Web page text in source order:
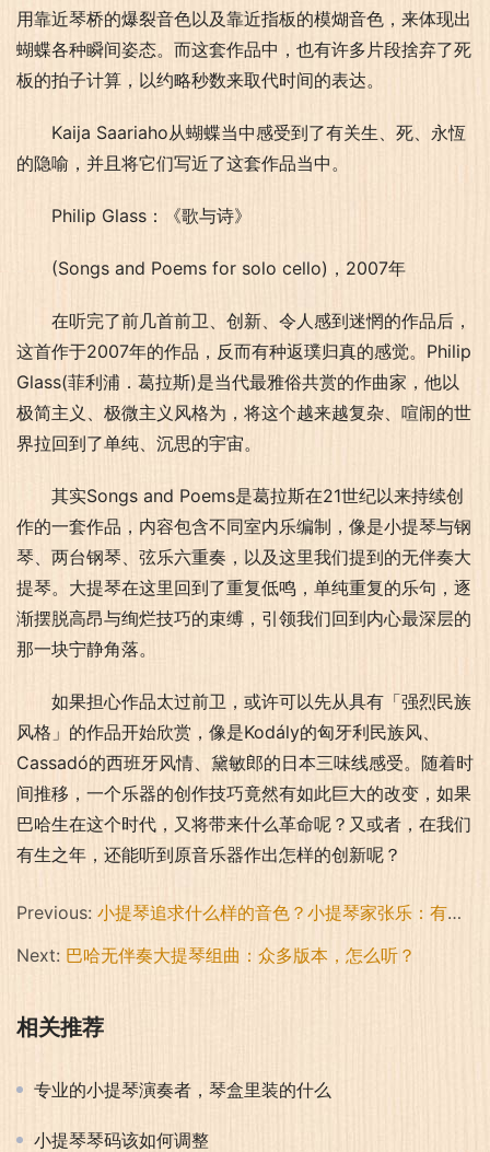
用靠近琴桥的爆裂音色以及靠近指板的模煳音色，来体现出
蝴蝶各种瞬间姿态。而这套作品中，也有许多片段捨弃了死
板的拍子计算，以约略秒数来取代时间的表达。
Kaija Saariaho从蝴蝶当中感受到了有关生、死、永恆
的隐喻，并且将它们写近了这套作品当中。
Philip Glass：《歌与诗》
(Songs and Poems for solo cello)，2007年
在听完了前几首前卫、创新、令人感到迷惘的作品后，
这首作于2007年的作品，反而有种返璞归真的感觉。Philip
Glass(菲利浦．葛拉斯)是当代最雅俗共赏的作曲家，他以
极简主义、极微主义风格为，将这个越来越复杂、喧闹的世
界拉回到了单纯、沉思的宇宙。
其实Songs and Poems是葛拉斯在21世纪以来持续创
作的一套作品，内容包含不同室内乐编制，像是小提琴与钢
琴、两台钢琴、弦乐六重奏，以及这里我们提到的无伴奏大
提琴。大提琴在这里回到了重复低鸣，单纯重复的乐句，逐
渐摆脱高昂与绚烂技巧的束缚，引领我们回到内心最深层的
那一块宁静角落。
如果担心作品太过前卫，或许可以先从具有「强烈民族
风格」的作品开始欣赏，像是Kodály的匈牙利民族风、
Cassadó的西班牙风情、黛敏郎的日本三味线感受。随着时
间推移，一个乐器的创作技巧竟然有如此巨大的改变，如果
巴哈生在这个时代，又将带来什么革命呢？又或者，在我们
有生之年，还能听到原音乐器作出怎样的创新呢？
Previous: 小提琴追求什么样的音色？小提琴家张乐：有一点苦，带一点甜
Next: 巴哈无伴奏大提琴组曲：众多版本，怎么听？
相关推荐
专业的小提琴演奏者，琴盒里装的什么
小提琴琴码该如何调整